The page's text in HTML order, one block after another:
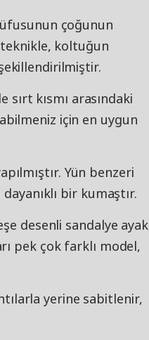
çoğunun
koltuğun
kısmı arasındaki
için en uygun
Yün benzeri
bir kumaştır.
desenli sandalye ayak
pek çok farklı model,
yerine sabitlenir,